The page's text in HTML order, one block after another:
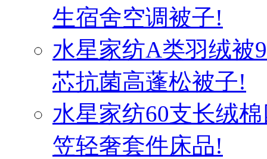
生宿舍空调被子!
水星家纺A类羽绒被
芯抗菌高蓬松被子!
水星家纺60支长绒
笠轻奢套件床品!